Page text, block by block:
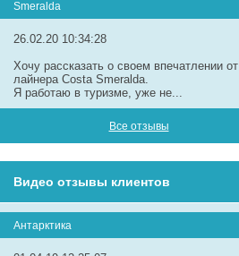
Smeralda
26.02.20 10:34:28
Хочу рассказать о своем впечатлении от
лайнера Costa Smeralda.
Я работаю в туризме, уже не...
Все отзывы
Видео отзывы клиентов
Антарктика